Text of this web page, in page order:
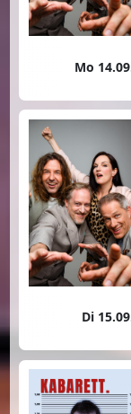
Mo
Di